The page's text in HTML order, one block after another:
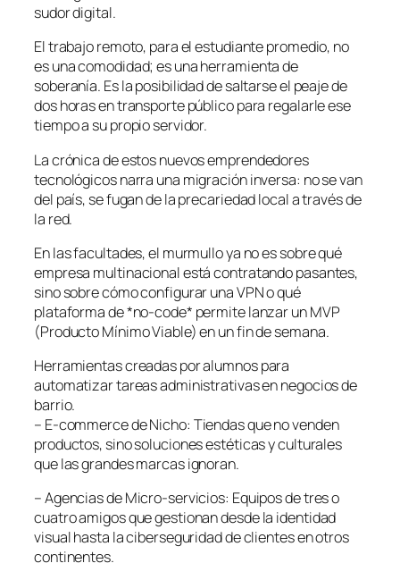
sudor digital.
El trabajo remoto, para el estudiante promedio, no
es una comodidad; es una herramienta de
soberanía. Es la posibilidad de saltarse el peaje de
dos horas en transporte público para regalarle ese
tiempo a su propio servidor.
La crónica de estos nuevos emprendedores
tecnológicos narra una migración inversa: no se van
del país, se fugan de la precariedad local a través de
la red.
En las facultades, el murmullo ya no es sobre qué
empresa multinacional está contratando pasantes,
sino sobre cómo configurar una VPN o qué
plataforma de *no-code* permite lanzar un MVP
(Producto Mínimo Viable) en un fin de semana.
Herramientas creadas por alumnos para
automatizar tareas administrativas en negocios de
barrio.
– E-commerce de Nicho: Tiendas que no venden
productos, sino soluciones estéticas y culturales
que las grandes marcas ignoran.
– Agencias de Micro-servicios: Equipos de tres o
cuatro amigos que gestionan desde la identidad
visual hasta la ciberseguridad de clientes en otros
continentes.